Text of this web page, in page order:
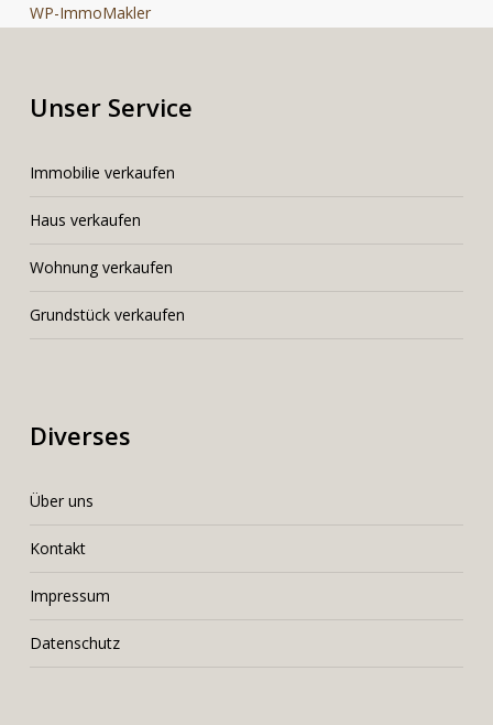
WP-ImmoMakler
Unser Service
Immobilie verkaufen
Haus verkaufen
Wohnung verkaufen
Grundstück verkaufen
Diverses
Über uns
Kontakt
Impressum
Datenschutz